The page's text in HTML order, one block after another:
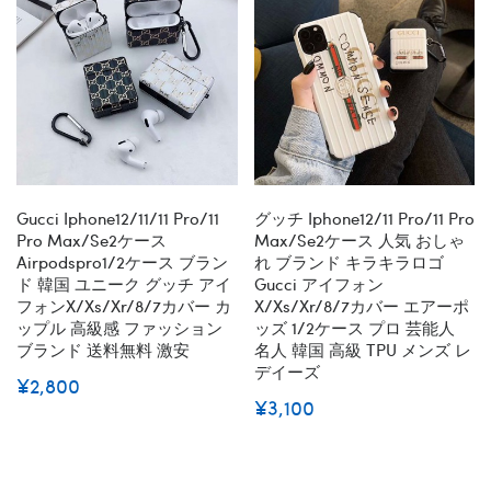
Gucci Iphone12/11/11 Pro/11
Pro Max/se2ケース
Airpodspro1/2ケース ブラン
ド 韓国 ユニーク グッチ アイ
フォンx/xs/xr/8/7カバー カ
ップル 高級感 ファッション
ブランド 送料無料 激安
¥2,800
グッチ Iphone12/11 Pro/11 Pro
Max/se2ケース 人気 おしゃ
れ ブランド キラキラロゴ
Gucci アイフォン
X/xs/xr/8/7カバー エアーポ
ッズ 1/2ケース プロ 芸能人
名人 韓国 高級 TPU メンズ レ
デイーズ
¥3,100